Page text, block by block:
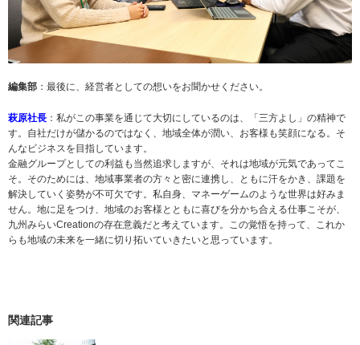
編集部 ：最後に、経営者としての想いをお聞かせください。
萩原社長 ：私がこの事業を通じて大切にしているのは、「三方よし」の精神で
す。自社だけが儲かるのではなく、地域全体が潤い、お客様も笑顔になる。そ
んなビジネスを目指しています。
金融グループとしての利益も当然追求しますが、それは地域が元気であってこ
そ。そのためには、地域事業者の方々と密に連携し、ともに汗をかき、課題を
解決していく姿勢が不可欠です。私自身、マネーゲームのような世界は好みま
せん。地に足をつけ、地域のお客様とともに喜びを分かち合える仕事こそが、
九州みらいCreationの存在意義だと考えています。この覚悟を持って、これか
らも地域の未来を一緒に切り拓いていきたいと思っています。
関連記事